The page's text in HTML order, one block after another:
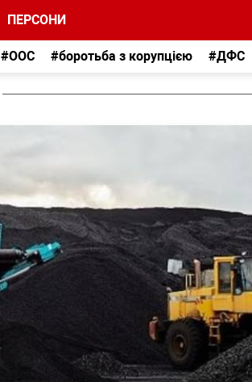
ПЕРСОНИ
#ООС #боротьба з корупцією #ДФС